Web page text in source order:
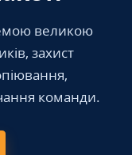
великою
захист
команди.